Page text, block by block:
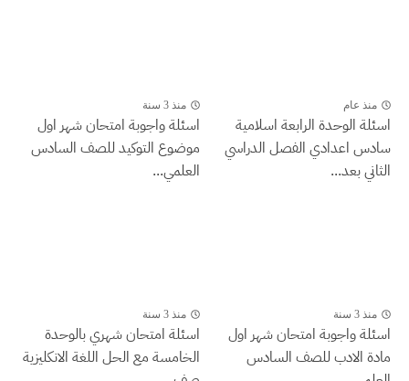
منذ عام
اسئلة الوحدة الرابعة اسلامية
سادس اعدادي الفصل الدراسي
الثاني بعد...
منذ 3 سنة
اسئلة واجوبة امتحان شهر اول
موضوع التوكيد للصف السادس
العلمي...
منذ 3 سنة
اسئلة واجوبة امتحان شهر اول
مادة الادب للصف السادس
منذ 3 سنة
اسئلة امتحان شهري بالوحدة
الخامسة مع الحل اللغة الانكليزية